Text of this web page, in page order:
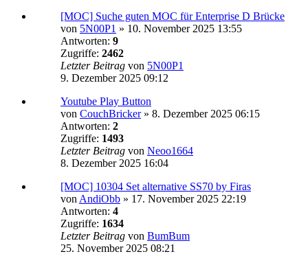
[MOC] Suche guten MOC für Enterprise D Brücke
von 5N00P1 » 10. November 2025 13:55
Antworten: 9
Zugriffe: 2462
Letzter Beitrag von 5N00P1
9. Dezember 2025 09:12
Youtube Play Button
von CouchBricker» 8. Dezember 2025 06:15
Antworten: 2
Zugriffe: 1493
Letzter Beitrag von Neoo1664
8. Dezember 2025 16:04
[MOC] 10304 Set alternative SS70 by Firas
von AndiObb » 17. November 2025 22:19
Antworten: 4
Zugriffe: 1634
Letzter Beitrag von BumBum
25. November 2025 08:21